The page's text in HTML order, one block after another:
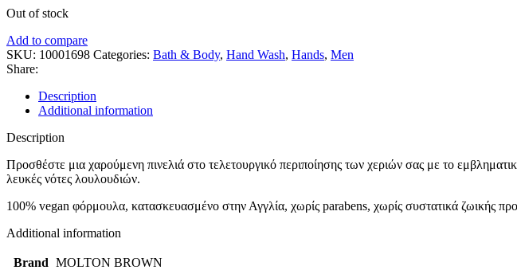
Out of stock
Add to compare
SKU: 10001698 Categories: Bath & Body, Hand Wash, Hands, Men
Share:
Description
Additional information
Description
Προσθέστε μια χαρούμενη πινελιά στο τελετουργικό περιποίησης των χεριών σας με το
λευκές νότες λουλουδιών.
100% vegan φόρμουλα, κατασκευασμένο στην Αγγλία, χωρίς parabens, χωρίς συστατικά ζωικής
Additional information
Brand MOLTON BROWN